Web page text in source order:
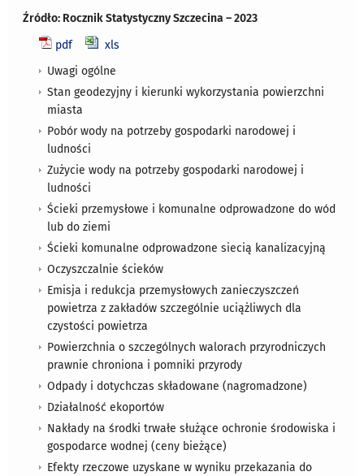
Źródło: Rocznik Statystyczny Szczecina – 2023
pdf
xls
Uwagi ogólne
Stan geodezyjny i kierunki wykorzystania powierzchni
miasta
Pobór wody na potrzeby gospodarki narodowej i
ludności
Zużycie wody na potrzeby gospodarki narodowej i
ludności
Ścieki przemysłowe i komunalne odprowadzone do wód
lub do ziemi
Ścieki komunalne odprowadzone siecią kanalizacyjną
Oczyszczalnie ścieków
Emisja i redukcja przemysłowych zanieczyszczeń
powietrza z zakładów szczególnie uciążliwych dla
czystości powietrza
Powierzchnia o szczególnych walorach przyrodniczych
prawnie chroniona i pomniki przyrody
Odpady i dotychczas składowane (nagromadzone)
Działalność ekoportów
Nakłady na środki trwałe służące ochronie środowiska i
gospodarce wodnej (ceny bieżące)
Efekty rzeczowe uzyskane w wyniku przekazania do